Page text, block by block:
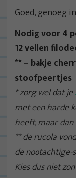
Goed, genoeg
Nodig voor 4
12 vellen
** – bakje
stoofpeertjes
* zorg wel dat je
met een harde
heeft, maar
** de rucola
de nootachtige-
Kies dus niet